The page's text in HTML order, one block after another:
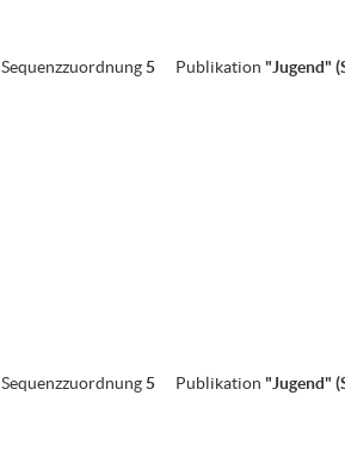
Sequenzzuordnung5 Publikation "Jugend"
Sequenzzuordnung5 Publikation "Jugend"